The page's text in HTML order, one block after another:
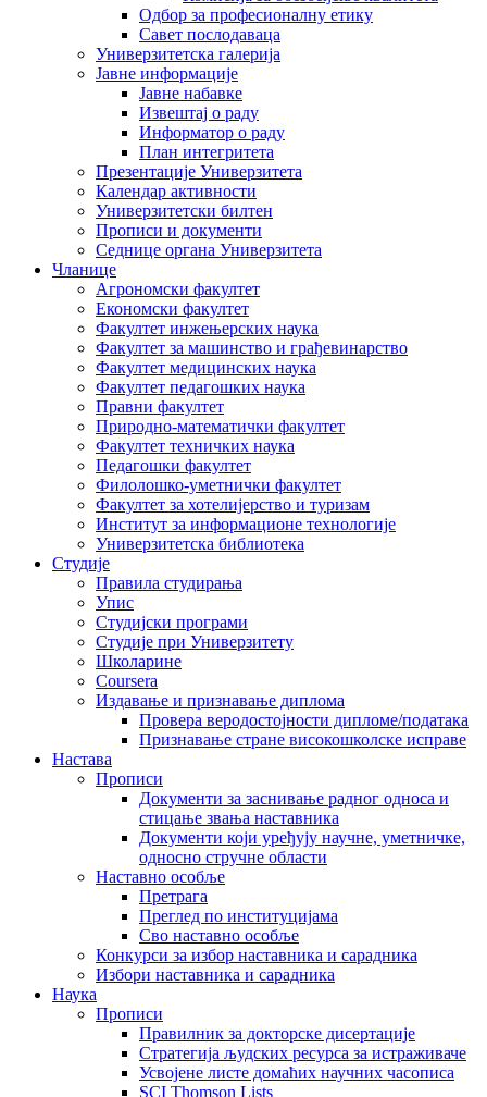
Одбор за професионалну етику
Савет послодаваца
Универзитетска галерија
Јавне информације
Јавне набавке
Извештај о раду
Информатор о раду
План интегритета
Презентације Универзитета
Календар активности
Универзитетски билтен
Прописи и документи
Седнице органа Универзитета
Чланице
Агрономски факултет
Економски факултет
Факултет инжењерских наука
Факултет за машинство и грађевинарство
Факултет медицинских наука
Факултет педагошких наука
Правни факултет
Природно-математички факултет
Факултет техничких наука
Педагошки факултет
Филолошко-уметнички факултет
Факултет за хотелијерство и туризам
Институт за информационе технологије
Универзитетска библиотека
Студије
Правила студирања
Упис
Студијски програми
Студије при Универзитету
Школарине
Coursera
Издавање и признавање диплома
Провера веродостојности дипломе/података
Признавање стране високошколске исправе
Настава
Прописи
Документи за заснивање радног односа и
стицање звања наставника
Документи који уређују научне, уметничке,
односно стручне области
Наставно особље
Претрага
Преглед по институцијама
Сво наставно особље
Конкурси за избор наставника и сарадника
Избори наставника и сарадника
Наука
Прописи
Правилник за докторске дисертације
Стратегија људских ресурса за истраживаче
Усвојене листе домаћих научних часописа
SCI Thomson Lists